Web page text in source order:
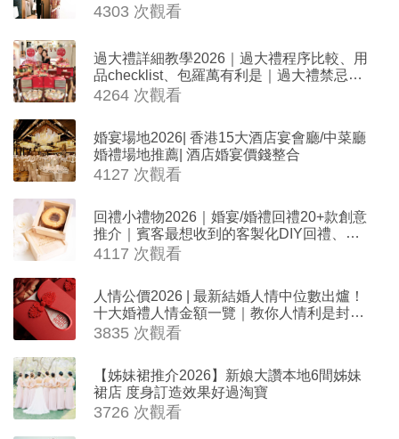
4303 次觀看
過大禮詳細教學2026｜過大禮程序比較、用
品checklist、包羅萬有利是｜過大禮禁忌及
吉祥說話
4264 次觀看
婚宴場地2026| 香港15大酒店宴會廳/中菜廳
婚禮場地推薦| 酒店婚宴價錢整合
4127 次觀看
回禮小禮物2026｜婚宴/婚禮回禮20+款創意
推介｜賓客最想收到的客製化DIY回禮、姊
妹禮物（持續更新）
4117 次觀看
人情公價2026 | 最新結婚人情中位數出爐！
十大婚禮人情金額一覽｜教你人情利是封寫
法
3835 次觀看
【姊妹裙推介2026】新娘大讚本地6間姊妹
裙店 度身訂造效果好過淘寶
3726 次觀看